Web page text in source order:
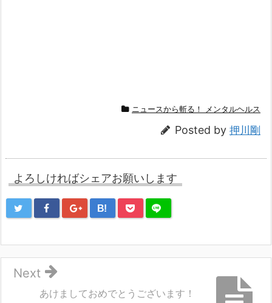
ニュースから斬る！ メンタルヘルス
Posted by 押川剛
よろしければシェアお願いします
B!
あけましておめでとうございます！
Next